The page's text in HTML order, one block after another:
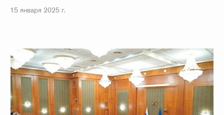
15 января 2025 г.